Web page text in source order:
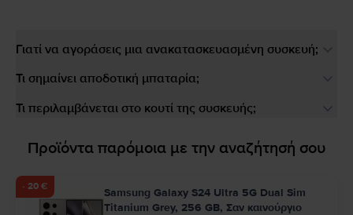
Γιατί να αγοράσεις μια ανακατασκευασμένη συσκευή;
Τι σημαίνει αποδοτική μπαταρία;
Τι περιλαμβάνεται στο κουτί της συσκευής;
Προϊόντα παρόμοια με την αναζήτησή σου
- 20 €
Samsung Galaxy S24 Ultra 5G Dual Sim
Titanium Grey, 256 GB, Σαν καινούργιο